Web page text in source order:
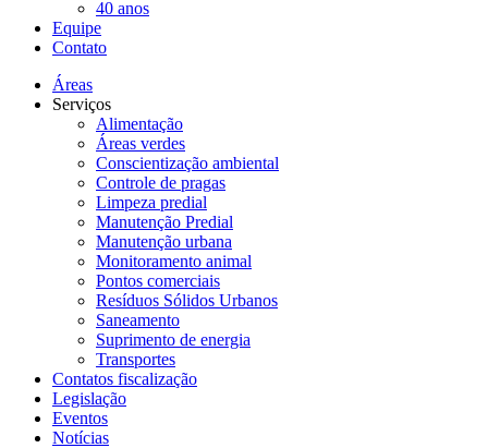
40 anos
Equipe
Contato
Áreas
Serviços
Alimentação
Áreas verdes
Conscientização ambiental
Controle de pragas
Limpeza predial
Manutenção Predial
Manutenção urbana
Monitoramento animal
Pontos comerciais
Resíduos Sólidos Urbanos
Saneamento
Suprimento de energia
Transportes
Contatos fiscalização
Legislação
Eventos
Notícias